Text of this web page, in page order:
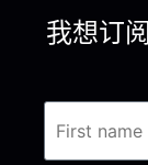
我想订